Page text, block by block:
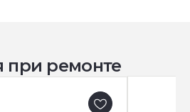
при ремонте